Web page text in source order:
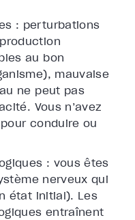
: perturbations
au bon
mauvaise
ne peut pas
Vous n’avez
conduire ou
: vous êtes
nerveux qui
état initial). Les
entraînent